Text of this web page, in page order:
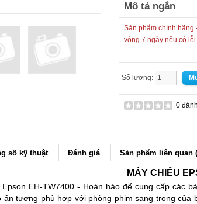
Mô tả ngắn
Sản phẩm chính hãng
vòng 7 ngày nếu có lỗi
Số lượng:
0
số kỹ thuật Đánh giá Sản phẩm liên quan
MÁY CHIẾU
Epson EH-TW7400 - Hoàn hảo để cung cấp các
ấn tượng phù hợp với phòng phim sang trọng